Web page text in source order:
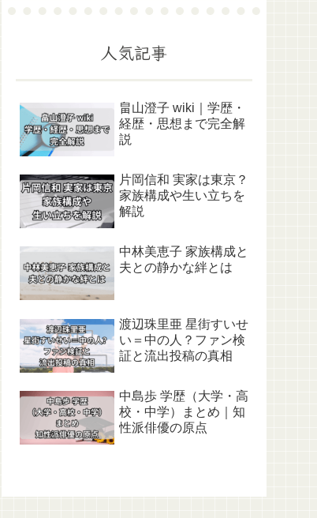
人気記事
畠山澄子 wiki｜学歴・
経歴・思想まで完全解
説
片岡信和 実家は東京？
家族構成や生い立ちを
解説
中林美恵子 家族構成と
夫との静かな絆とは
渡辺珠里亜 星街すいせ
い＝中の人？ファン検
証と流出投稿の真相
中島歩 学歴（大学・高
校・中学）まとめ｜知
性派俳優の原点